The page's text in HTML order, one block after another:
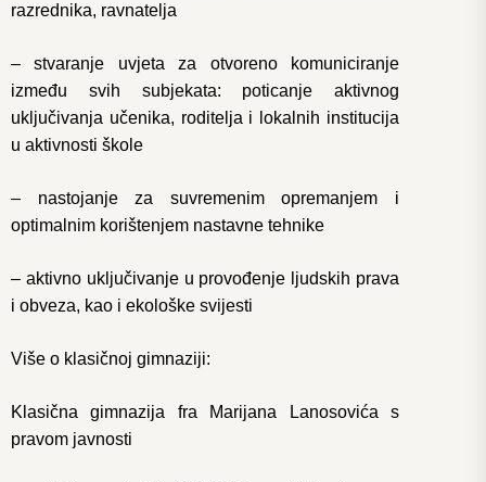
razrednika, ravnatelja
– stvaranje uvjeta za otvoreno komuniciranje
između svih subjekata: poticanje aktivnog
uključivanja učenika, roditelja i lokalnih institucija
u aktivnosti škole
– nastojanje za suvremenim opremanjem i
optimalnim korištenjem nastavne tehnike
– aktivno uključivanje u provođenje ljudskih prava
i obveza, kao i ekološke svijesti
Više o klasičnoj gimnaziji:
Klasična gimnazija fra Marijana Lanosovića s
pravom javnosti